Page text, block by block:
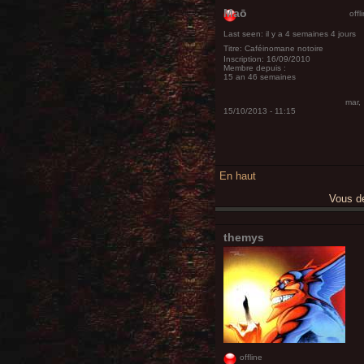
Maō
Last seen: il y a 4 semaines 4 jours
Titre: Caféinomane notoire
Inscription: 16/09/2010
Membre depuis :
15 an 46 semaines
mar,
15/10/2013 - 11:15
En haut
Vous
themys
offline